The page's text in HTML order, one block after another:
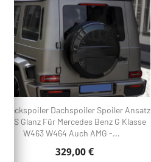
Heckspoiler Dachspoiler Spoiler Ansatz
ABS Glanz Für Mercedes Benz G Klasse
W463 W464 Auch AMG -...
329,00 €
Schnellansicht